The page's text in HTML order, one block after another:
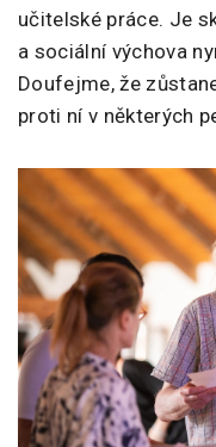
učitelské práce. Je
a sociální výchova
Doufejme, že
proti ní v některých